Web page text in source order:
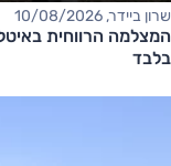
שרון ביידר, 10/08/2026
בלבד